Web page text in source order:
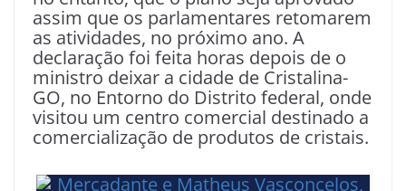
assim que os parlamentares retomarem
as atividades, no próximo ano. A
declaração foi feita horas depois de o
ministro deixar a cidade de Cristalina-
GO, no Entorno do Distrito federal, onde
visitou um centro comercial destinado a
comercialização de produtos de cristais.